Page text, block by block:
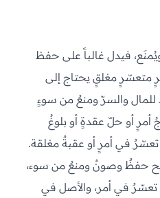
فيدل غالباً على حفظ
متعسّرٍ مغلقٍ يحتاج إلى
والسرّ ومنعٌ من سوءٍ
أمرٍ أو حلّ عقدةٍ أو بلوغُ
تعسّرٌ في أمرٍ أو عقبةٌ مغلقة.
حفظٌ وصونٌ ومنعٌ من سوء،
تعسّرٌ في أمر، والأصل في